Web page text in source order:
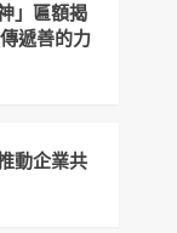
」匾額揭
遞善的力
動企業共